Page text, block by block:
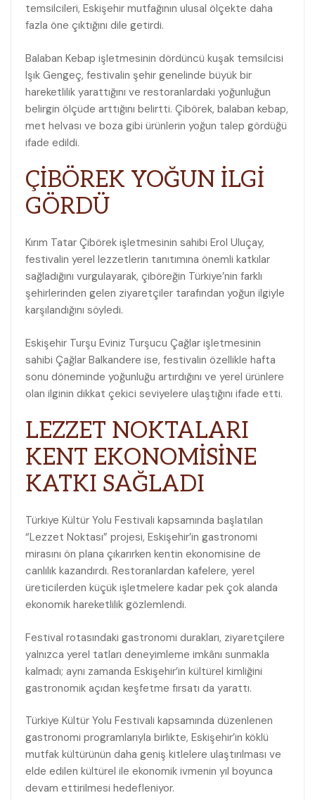
temsilcileri, Eskişehir mutfağının ulusal ölçekte daha
fazla öne çıktığını dile getirdi.
Balaban Kebap işletmesinin dördüncü kuşak temsilcisi
Işık Gengeç, festivalin şehir genelinde büyük bir
hareketlilik yarattığını ve restoranlardaki yoğunluğun
belirgin ölçüde arttığını belirtti. Çibörek, balaban kebap,
met helvası ve boza gibi ürünlerin yoğun talep gördüğü
ifade edildi.
ÇİBÖREK YOĞUN İLGİ
GÖRDÜ
Kırım Tatar Çibörek işletmesinin sahibi Erol Uluçay,
festivalin yerel lezzetlerin tanıtımına önemli katkılar
sağladığını vurgulayarak, çiböreğin Türkiye’nin farklı
şehirlerinden gelen ziyaretçiler tarafından yoğun ilgiyle
karşılandığını söyledi.
Eskişehir Turşu Eviniz Turşucu Çağlar işletmesinin
sahibi Çağlar Balkandere ise, festivalin özellikle hafta
sonu döneminde yoğunluğu artırdığını ve yerel ürünlere
olan ilginin dikkat çekici seviyelere ulaştığını ifade etti.
LEZZET NOKTALARI
KENT EKONOMİSİNE
KATKI SAĞLADI
Türkiye Kültür Yolu Festivali kapsamında başlatılan
“Lezzet Noktası” projesi, Eskişehir’in gastronomi
mirasını ön plana çıkarırken kentin ekonomisine de
canlılık kazandırdı. Restoranlardan kafelere, yerel
üreticilerden küçük işletmelere kadar pek çok alanda
ekonomik hareketlilik gözlemlendi.
Festival rotasındaki gastronomi durakları, ziyaretçilere
yalnızca yerel tatları deneyimleme imkânı sunmakla
kalmadı; aynı zamanda Eskişehir’in kültürel kimliğini
gastronomik açıdan keşfetme fırsatı da yarattı.
Türkiye Kültür Yolu Festivali kapsamında düzenlenen
gastronomi programlarıyla birlikte, Eskişehir’in köklü
mutfak kültürünün daha geniş kitlelere ulaştırılması ve
elde edilen kültürel ile ekonomik ivmenin yıl boyunca
devam ettirilmesi hedefleniyor.